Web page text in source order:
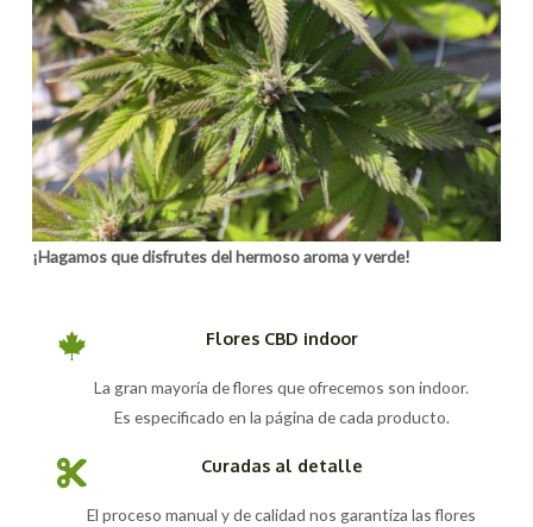
¡Hagamos que disfrutes del hermoso aroma y verde!
Flores CBD indoor
La gran mayoría de flores que ofrecemos son indoor.
Es especificado en la página de cada producto.
Curadas al detalle
El proceso manual y de calidad nos garantiza las flores